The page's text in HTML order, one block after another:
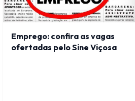
Emprego: confira as vagas
ofertadas pelo Sine Viçosa